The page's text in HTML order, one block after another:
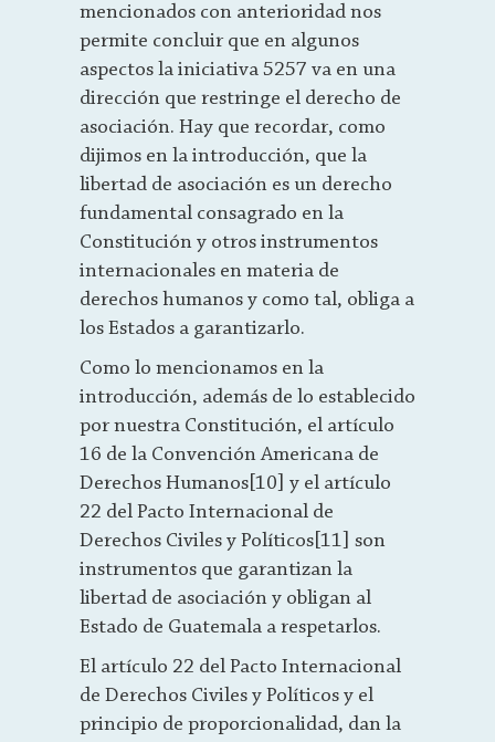
mencionados con anterioridad nos
permite concluir que en algunos
aspectos la iniciativa 5257 va en una
dirección que restringe el derecho de
asociación. Hay que recordar, como
dijimos en la introducción, que la
libertad de asociación es un derecho
fundamental consagrado en la
Constitución y otros instrumentos
internacionales en materia de
derechos humanos y como tal, obliga a
los Estados a garantizarlo.
Como lo mencionamos en la
introducción, además de lo establecido
por nuestra Constitución, el artículo
16 de la Convención Americana de
Derechos Humanos[10] y el artículo
22 del Pacto Internacional de
Derechos Civiles y Políticos[11] son
instrumentos que garantizan la
libertad de asociación y obligan al
Estado de Guatemala a respetarlos.
El artículo 22 del Pacto Internacional
de Derechos Civiles y Políticos y el
principio de proporcionalidad, dan la